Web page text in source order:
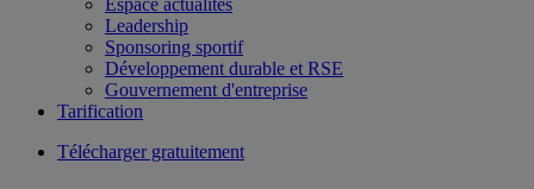
Leadership
Sponsoring sportif
Développement durable et RSE
Gouvernement d'entreprise
Tarification
Télécharger gratuitement